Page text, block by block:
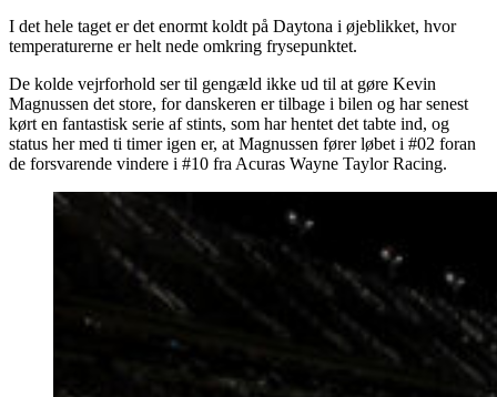
I det hele taget er det enormt koldt på Daytona i øjeblikket, hvor
temperaturerne er helt nede omkring frysepunktet.
De kolde vejrforhold ser til gengæld ikke ud til at gøre Kevin
Magnussen det store, for danskeren er tilbage i bilen og har senest
kørt en fantastisk serie af stints, som har hentet det tabte ind, og
status her med ti timer igen er, at Magnussen fører løbet i #02 foran
de forsvarende vindere i #10 fra Acuras Wayne Taylor Racing.